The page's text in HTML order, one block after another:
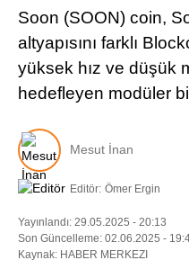
Soon (SOON) coin,
altyapısını farklı
yüksek hız ve düşük
hedefleyen modüler
Mesut İnan
Editör: Ömer Ergin
Yayınlandı: 29.05.2025 - 20:13
Son Güncelleme: 02.06.2025 -
Kaynak: HABER MERKEZI